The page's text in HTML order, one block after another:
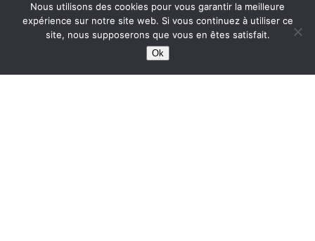
Nous utilisons des cookies pour vous garantir la meilleure
expérience sur notre site web. Si vous continuez à utiliser ce
site, nous supposerons que vous en êtes satisfait.
Ok